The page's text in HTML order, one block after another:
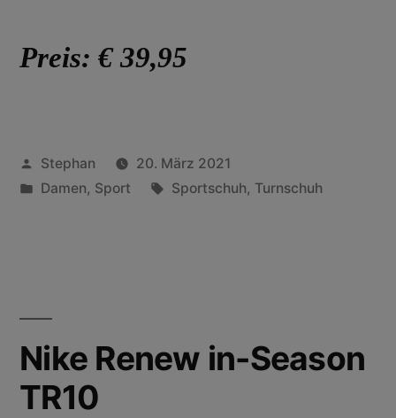
Preis: € 39,95
Stephan
20. März 2021
Damen, Sport Sportschuh, Turnschuh
Nike Renew in-Season
TR10